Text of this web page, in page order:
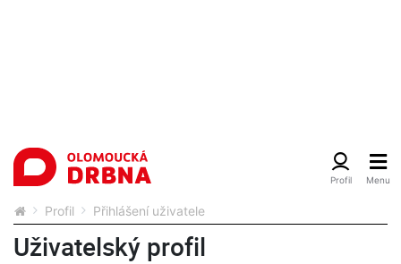
Profil Přihlášení uživatele
Uživatelský profil